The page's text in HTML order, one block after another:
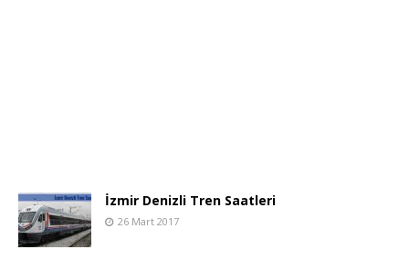
İzmir Denizli Tren Saatleri
26 Mart 2017